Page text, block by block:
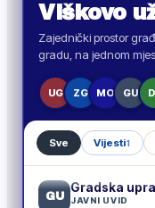
Viškovo
Zajednički prostor
gradu, na jednom
UG ZG MO GU
Sve Vijesti1
GU
Gradska
JAVNI UVID